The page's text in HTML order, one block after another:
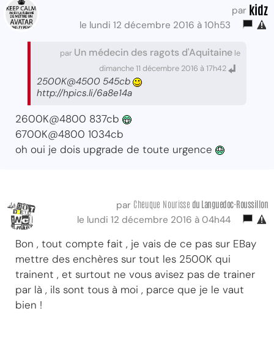
par kidz
le lundi 12 décembre 2016 à 10h53
par Un médecin des ragots d'Aquitaine le
dimanche 11 décembre 2016 à 17h42
2500K@4500 545cb
http://hpics.li/6a8e14a
2600K@4800 837cb
6700K@4800 1034cb
oh oui je dois upgrade de toute urgence
par Cheuque Nourisse du Languedoc-Roussillon
le lundi 12 décembre 2016 à 04h44
Bon , tout compte fait , je vais de ce pas sur EBay
mettre des enchères sur tout les 2500K qui
trainent , et surtout ne vous avisez pas de trainer
par là , ils sont tous à moi , parce que je le vaut
bien !